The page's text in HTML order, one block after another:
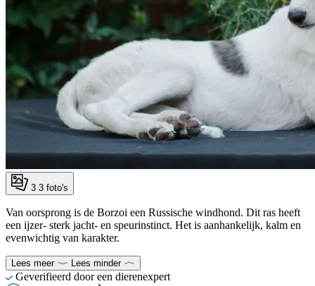
3 3 foto's
Van oorsprong is de Borzoi een Russische windhond. Dit ras heeft
een ijzer- sterk jacht- en speurinstinct. Het is aanhankelijk, kalm en
evenwichtig van karakter.
Lees meer Lees minder
Geverifieerd door een dierenexpert